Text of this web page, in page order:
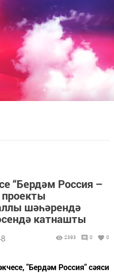
“Бердәм Россия –
проекты
шәһәрендә
катнашты
2393 0 0
"Бердәм Россия" сәяси